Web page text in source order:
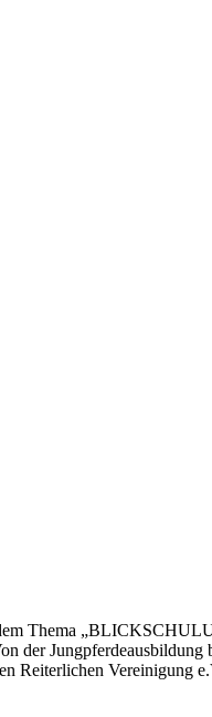
Thema
der
Reiterlichen Vereinigung